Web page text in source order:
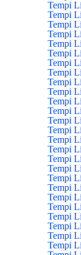
Tempi
Tempi
Tempi
Tempi
Tempi
Tempi
Tempi
Tempi
Tempi
Tempi
Tempi
Tempi
Tempi
Tempi
Tempi
Tempi
Tempi
Tempi
Tempi
Tempi
Tempi
Tempi
Tempi
Tempi
Tempi
Tempi